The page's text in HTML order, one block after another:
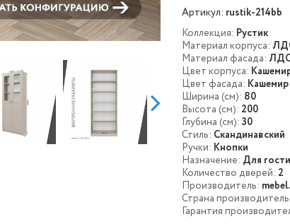
Артикул: rustik-214bb
Коллекция: Рустик
Материал корпуса:
Материал фасада:
Цвет корпуса:
Цвет фасада: Кашемир
Ширина (см): 80
Высота (см): 200
Глубина (см): 30
Стиль: Скандинавский
Ручки: Кнопки
Назначение: Для
Количество дверей: 2
Производитель:
Страна
Гарантия